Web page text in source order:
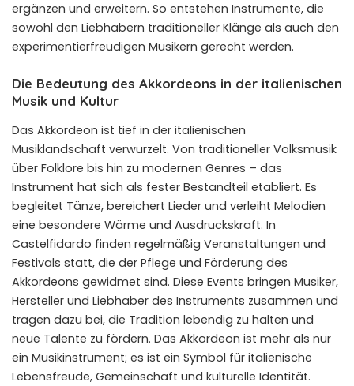
ergänzen und erweitern. So entstehen Instrumente, die
sowohl den Liebhabern traditioneller Klänge als auch den
experimentierfreudigen Musikern gerecht werden.
Die Bedeutung des Akkordeons in der italienischen
Musik und Kultur
Das Akkordeon ist tief in der italienischen
Musiklandschaft verwurzelt. Von traditioneller Volksmusik
über Folklore bis hin zu modernen Genres – das
Instrument hat sich als fester Bestandteil etabliert. Es
begleitet Tänze, bereichert Lieder und verleiht Melodien
eine besondere Wärme und Ausdruckskraft. In
Castelfidardo finden regelmäßig Veranstaltungen und
Festivals statt, die der Pflege und Förderung des
Akkordeons gewidmet sind. Diese Events bringen Musiker,
Hersteller und Liebhaber des Instruments zusammen und
tragen dazu bei, die Tradition lebendig zu halten und
neue Talente zu fördern. Das Akkordeon ist mehr als nur
ein Musikinstrument; es ist ein Symbol für italienische
Lebensfreude, Gemeinschaft und kulturelle Identität.